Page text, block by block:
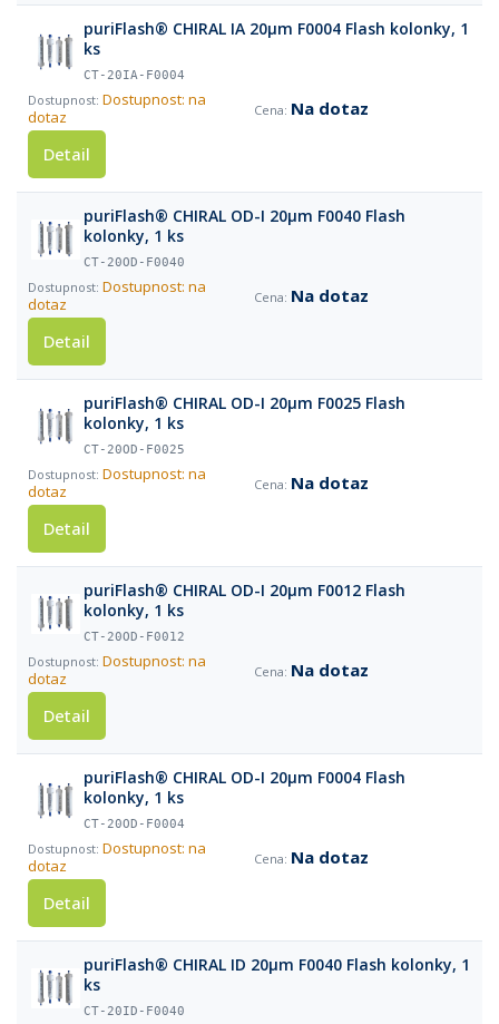
puriFlash® CHIRAL IA 20µm F0004 Flash kolonky, 1
ks
CT-20IA-F0004
Dostupnost: na
dotaz
Na dotaz
Detail
puriFlash® CHIRAL OD-I 20µm F0040 Flash
kolonky, 1 ks
CT-20OD-F0040
Dostupnost: na
dotaz
Na dotaz
Detail
puriFlash® CHIRAL OD-I 20µm F0025 Flash
kolonky, 1 ks
CT-20OD-F0025
Dostupnost: na
dotaz
Na dotaz
Detail
puriFlash® CHIRAL OD-I 20µm F0012 Flash
kolonky, 1 ks
CT-20OD-F0012
Dostupnost: na
dotaz
Na dotaz
Detail
puriFlash® CHIRAL OD-I 20µm F0004 Flash
kolonky, 1 ks
CT-20OD-F0004
Dostupnost: na
dotaz
Na dotaz
Detail
puriFlash® CHIRAL ID 20µm F0040 Flash kolonky, 1
ks
CT-20ID-F0040